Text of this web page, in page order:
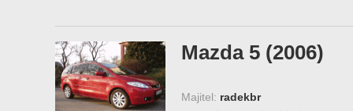
Mazda 5 (2006)
Majitel: radekbr